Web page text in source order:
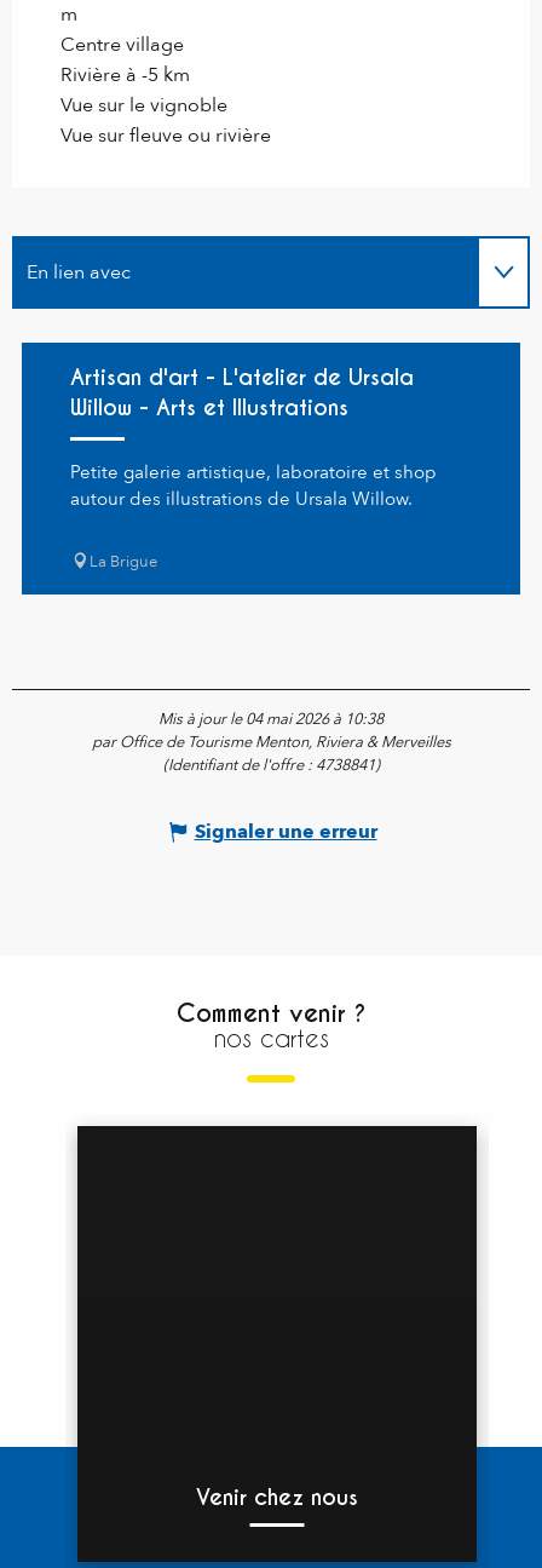
m
Centre village
Rivière à -5 km
Vue sur le vignoble
Vue sur fleuve ou rivière
En lien avec
Sur place
Artisan d'art - L'atelier de Ursala
Willow - Arts et Illustrations
Petite galerie artistique, laboratoire et shop
autour des illustrations de Ursala Willow.
La Brigue
Mis à jour le 04 mai 2026 à 10:38
par Office de Tourisme Menton, Riviera & Merveilles
(Identifiant de l'offre : 4738841)
Signaler une erreur
Comment venir ?
nos cartes
Venir chez nous